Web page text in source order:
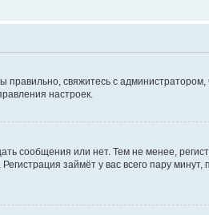
правильно, свяжитесь с
настроек.
сообщения или нет. Тем не менее,
займёт у вас всего пару